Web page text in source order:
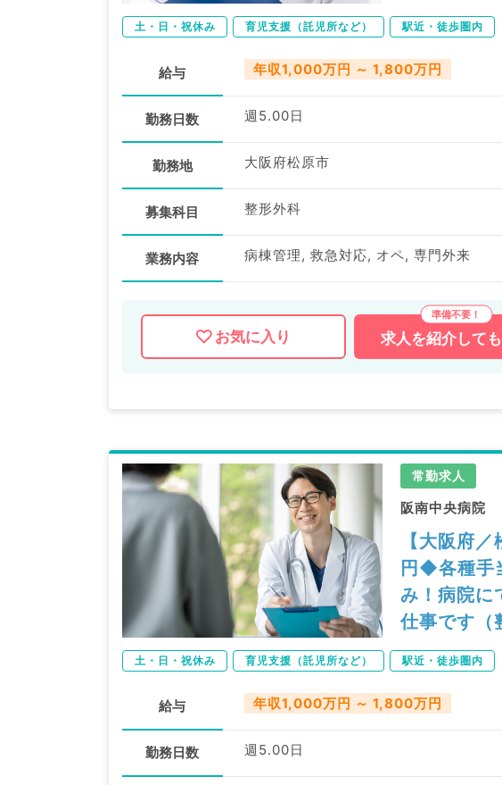
土・日・祝休み 育児支援（託児所など） 駅近・徒歩圏内
給与 年収1,000万円 ～ 1,800万円
勤務日数 週5.00日
勤務地 大阪府松原市
募集科目 整形外科
業務内容 病棟管理, 救急対応, オペ, 専門外来
お気に入り 求人を紹介して
常勤求人
阪南中央病院
【大阪府
円◆各種手
み！病院に
仕事です（
土・日・祝休み 育児支援（託児所など） 駅近・徒歩圏内
給与 年収1,000万円 ～ 1,800万円
勤務日数 週5.00日